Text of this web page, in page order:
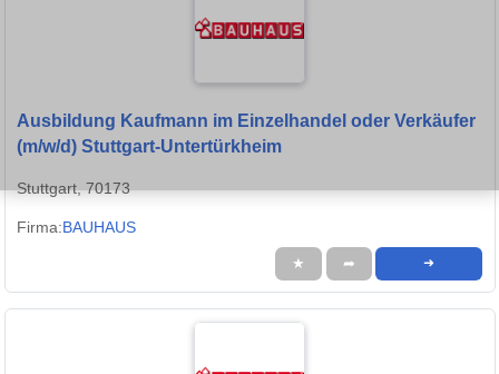
Ausbildung Kaufmann im Einzelhandel oder Verkäufer
(m/w/d) Stuttgart-Untertürkheim
Stuttgart, 70173
Firma:BAUHAUS
★ ➦ ➜